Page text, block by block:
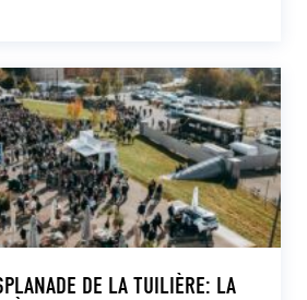
DE LA TUILIÈRE: LA